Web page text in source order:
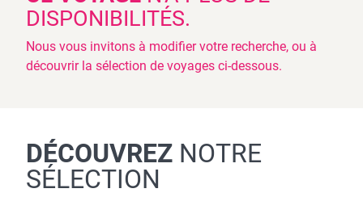
DISPONIBILITÉS.
Nous vous invitons à modifier votre recherche, ou à
découvrir la sélection de voyages ci-dessous.
DÉCOUVREZ NOTRE
SÉLECTION